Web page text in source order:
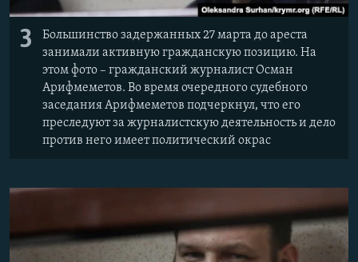
3
Большинство задержанных 27 марта до ареста
занимали активную гражданскую позицию. На
этом фото – гражданский журналист Осман
Арифмеметов. Во время очередного судебного
заседания Арифмеметов подчеркнул, что его
преследуют за журналистскую деятельность и дело
против него имеет политический окрас